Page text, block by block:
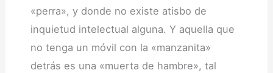
«perra», y donde no existe atisbo de
inquietud intelectual alguna. Y aquella que
no tenga un móvil con la «manzanita»
detrás es una «muerta de hambre», tal